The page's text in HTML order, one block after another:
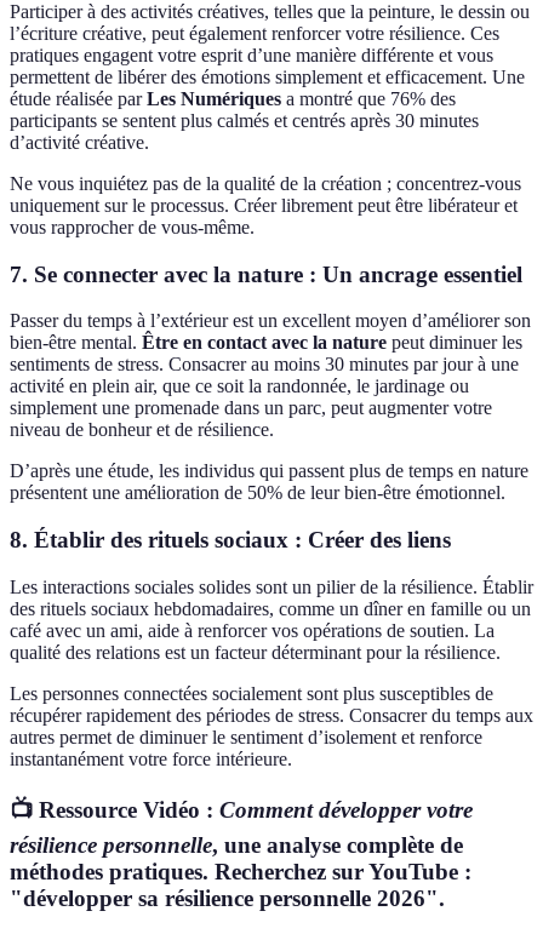
Participer à des activités créatives, telles que la peinture, le dessin ou
l’écriture créative, peut également renforcer votre résilience. Ces
pratiques engagent votre esprit d’une manière différente et vous
permettent de libérer des émotions simplement et efficacement. Une
étude réalisée parLes Numériques a montré que 76% des
participants se sentent plus calmés et centrés après 30 minutes
d’activité créative.
Ne vous inquiétez pas de la qualité de la création ; concentrez-vous
uniquement sur le processus. Créer librement peut être libérateur et
vous rapprocher de vous-même.
7. Se connecter avec la nature : Un ancrage essentiel
Passer du temps à l’extérieur est un excellent moyen d’améliorer son
bien-être mental. Être en contact avec la nature peut diminuer les
sentiments de stress. Consacrer au moins 30 minutes par jour à une
activité en plein air, que ce soit la randonnée, le jardinage ou
simplement une promenade dans un parc, peut augmenter votre
niveau de bonheur et de résilience.
D’après une étude, les individus qui passent plus de temps en nature
présentent une amélioration de 50% de leur bien-être émotionnel.
8. Établir des rituels sociaux : Créer des liens
Les interactions sociales solides sont un pilier de la résilience. Établir
des rituels sociaux hebdomadaires, comme un dîner en famille ou un
café avec un ami, aide à renforcer vos opérations de soutien. La
qualité des relations est un facteur déterminant pour la résilience.
Les personnes connectées socialement sont plus susceptibles de
récupérer rapidement des périodes de stress. Consacrer du temps aux
autres permet de diminuer le sentiment d’isolement et renforce
instantanément votre force intérieure.
📺 Ressource Vidéo : Comment développer votre
résilience personnelle, une analyse complète de
méthodes pratiques. Recherchez sur YouTube :
"développer sa résilience personnelle 2026".